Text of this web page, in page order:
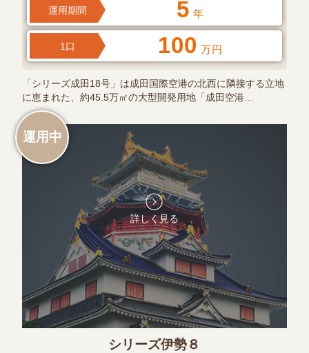
運用期間 5 年
1口 100 万円
「シリーズ成田18号」は成田国際空港の北西に隣接する立地
に恵まれた、約45.5万㎡の大型開発用地「成田空港…
詳しく見る
運用中
シリーズ伊勢８